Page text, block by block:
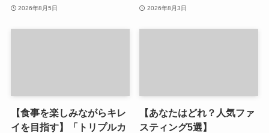
2026年8月5日 2026年8月3日
【食事を楽しみながらキレ
イを目指す】「トリプルカ
【あなたはどれ？人気ファ
スティング5選】